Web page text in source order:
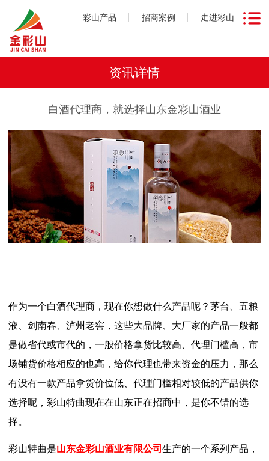
彩山产品 招商案例 走进彩山
资讯详情
白酒代理商，就选择山东金彩山酒业
作为一个白酒代理商，现在你想做什么产品呢？茅台、五粮
液、剑南春、泸州老窖，这些大品牌、大厂家的产品一般都
是做省代或市代的，一般价格拿货比较高、代理门槛高，市
场铺货价格相应的也高，给你代理也带来资金的压力，那么
有没有一款产品拿货价位低、代理门槛相对较低的产品供你
选择呢，彩山特曲现在在山东正在招商中，是你不错的选
择。
彩山特曲是山东金彩山酒业有限公司 生产的一个系列产品，